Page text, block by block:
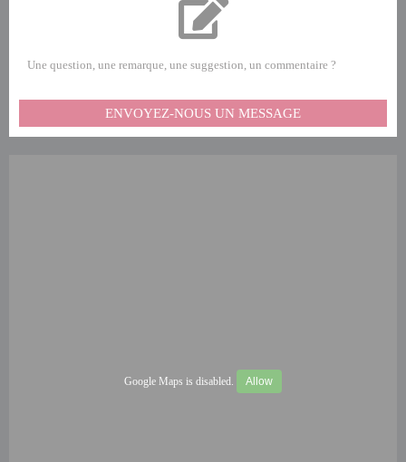
Une question, une remarque, une suggestion, un commentaire ?
ENVOYEZ-NOUS UN MESSAGE
Google Maps is disabled. Allow